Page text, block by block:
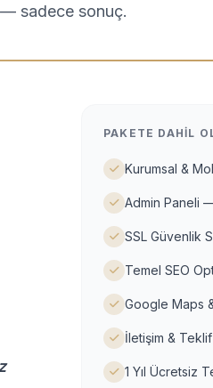
— sadece sonuç.
PAKETE DAHIL
Kurumsal &
Admin Paneli
SSL Güvenlik
Temel SEO
Google Maps
İletişim &
1 Yıl Ücretsiz